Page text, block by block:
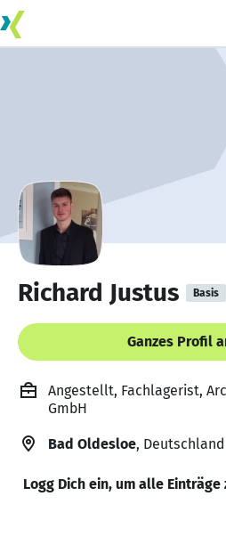
Richard Justus Basis
Ganzes Profil
Angestellt, Fachlagerist,
GmbH
Bad Oldesloe, Deutschland
Logg Dich ein, um alle Einträge